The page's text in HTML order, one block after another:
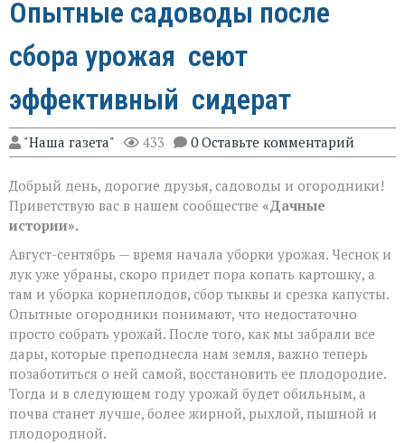
Опытные садоводы после
сбора урожая сеют
эффективный сидерат
"Наша газета" 433 0 Оставьте комментарий
Добрый день, дорогие друзья, садоводы и огородники!
Приветствую вас в нашем сообществе «Дачные
истории».
Август-сентябрь — время начала уборки урожая. Чеснок и
лук уже убраны, скоро придет пора копать картошку, а
там и уборка корнеплодов, сбор тыквы и срезка капусты.
Опытные огородники понимают, что недостаточно
просто собрать урожай. После того, как мы забрали все
дары, которые преподнесла нам земля, важно теперь
позаботиться о ней самой, восстановить ее плодородие.
Тогда и в следующем году урожай будет обильным, а
почва станет лучше, более жирной, рыхлой, пышной и
плодородной.